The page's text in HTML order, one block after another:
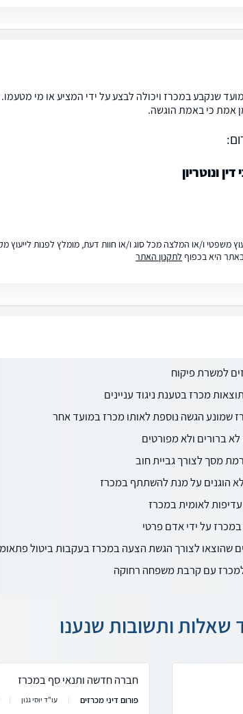
שנקבע במכרז ויכולה לבצע על ידי המציע או מי
אמת כי באמת הוגשה.
ונוטריון
משפטי ו/או המלצה מכל סוג ו/או חוות דעת, מומלץ לפנות
היא בכפוף לתקנון האתר
למשרת פיקוח
מכרז בטענת ניגוד עניינים
שמונע הגשה נוספת לאותו מכרז במועד אחר
ברורים ולא מפורטים
מסך לצורך גביית חוב
הוגנים על מנת להשתתף במכרז
לאומית במכרז
על ידי אדם פרטי
שהוצאו לצורך הגשת הצעה במכרז בעקבות ביטול
עם קרבת משפחה רחוקה
שאלות ותשובות שנענו
חברה חדשה ותנאי סף במכרז
פורום דיני מכרזים עו"ד יוסי גנון